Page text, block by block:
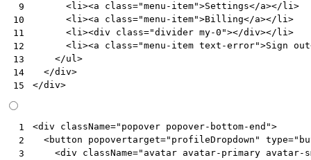
9
10
11
12
13
14
15
<li><a class="menu-item">Settings</a></ li>
<li><a class="menu-item">Billing</a></ li>
<li><div class="divider my-0"></div></ li>
<li><a class="menu-item text-error">Sign out
</ul>
</div>
</div>
1
2
3
<div className="popover popover-bottom-end">
<button popovertarget="profileDropdown" type=
<div className="avatar avatar-primary avatar-